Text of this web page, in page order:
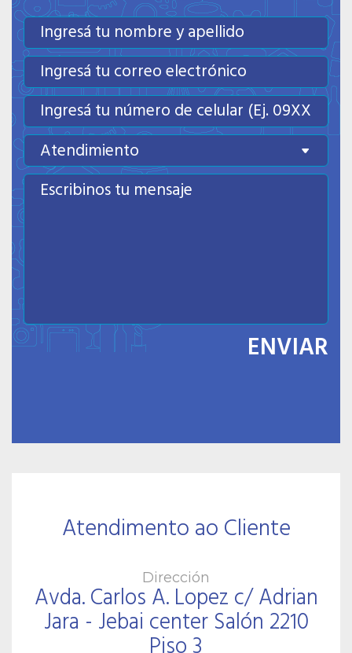
Atendimiento
ENVIAR
Atendimento ao Cliente
Dirección
Avda. Carlos A. Lopez c/ Adrian
Jara - Jebai center Salón 2210